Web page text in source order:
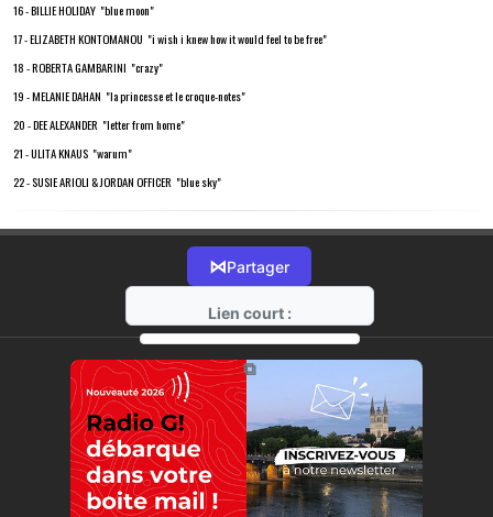
16 - BILLIE HOLIDAY "blue moon"
17 - ELIZABETH KONTOMANOU "i wish i knew how it would feel to be free"
18 - ROBERTA GAMBARINI "crazy"
19 - MELANIE DAHAN "la princesse et le croque-notes"
20 - DEE ALEXANDER "letter from home"
21 - ULITA KNAUS "warum"
22 - SUSIE ARIOLI & JORDAN OFFICER "blue sky"
⋈Partager
Lien court :
https://radio-g.fr?18094
⧉